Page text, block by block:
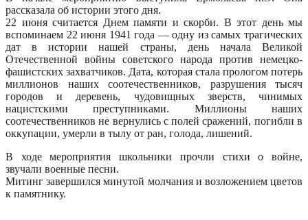
рассказала об истории этого дня.
22 июня считается Днем памяти и скорби. В этот день мы
вспоминаем 22 июня 1941 года — одну из самых трагических
дат в истории нашей страны, день начала Великой
Отечественной войны советского народа против немецко-
фашистских захватчиков. Дата, которая стала прологом потерь
миллионов наших соотечественников, разрушения тысяч
городов и деревень, чудовищных зверств, чинимых
нацистскими преступниками. Миллионы наших
соотечественников не вернулись с полей сражений, погибли в
оккупации, умерли в тылу от ран, голода, лишений.
В ходе мероприятия школьники прочли стихи о войне,
звучали военные песни.
Митинг завершился минутой молчания и возложением цветов
к памятнику.